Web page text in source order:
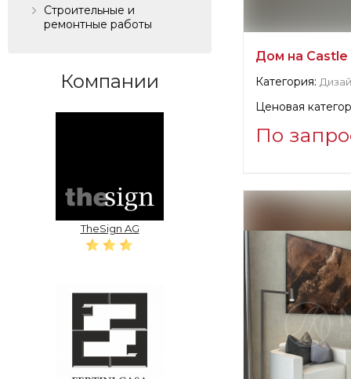
Строительные и
ремонтные работы
Компании
TheSign AG
Дом на Castle
Категория:
Ценовая
По
verified company
NEUMARK
Официальный
Санкт-